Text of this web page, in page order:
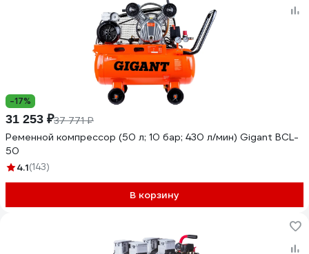
-17%
31 253 ₽37 771 ₽
Ременной компрессор (50 л; 10 бар; 430 л/мин) Gigant BCL-
50
4.1(143)
В корзину